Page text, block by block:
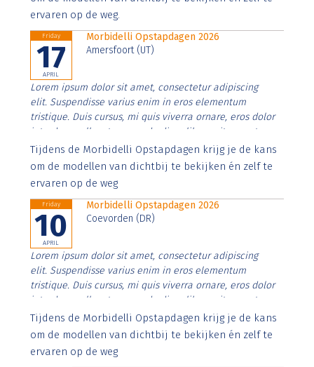
ervaren op de weg.
Friday
17
APRIL
Morbidelli Opstapdagen 2026
Amersfoort (UT)
Lorem ipsum dolor sit amet, consectetur adipiscing
elit. Suspendisse varius enim in eros elementum
tristique. Duis cursus, mi quis viverra ornare, eros dolor
interdum nulla, ut commodo diam libero vitae erat.
Aenean faucibus nibh et justo cursus id rutrum lorem
imperdiet. Nunc ut sem vitae risus tristique posuere.
Tijdens de Morbidelli Opstapdagen krijg je de kans
om de modellen van dichtbij te bekijken én zelf te
ervaren op de weg
Friday
10
APRIL
Morbidelli Opstapdagen 2026
Coevorden (DR)
Lorem ipsum dolor sit amet, consectetur adipiscing
elit. Suspendisse varius enim in eros elementum
tristique. Duis cursus, mi quis viverra ornare, eros dolor
interdum nulla, ut commodo diam libero vitae erat.
Aenean faucibus nibh et justo cursus id rutrum lorem
imperdiet. Nunc ut sem vitae risus tristique posuere.
Tijdens de Morbidelli Opstapdagen krijg je de kans
om de modellen van dichtbij te bekijken én zelf te
ervaren op de weg